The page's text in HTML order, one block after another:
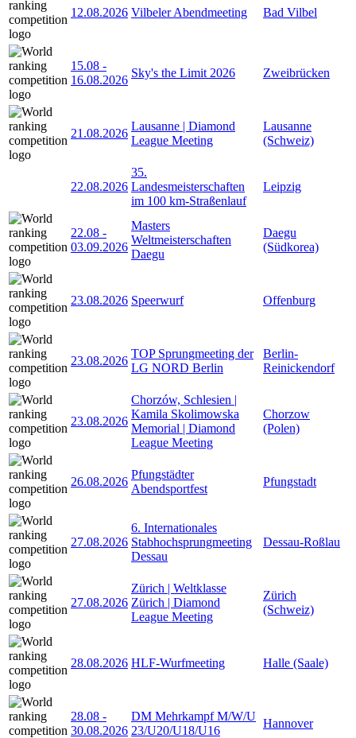
12.08.2026 Vilbeler Abendmeeting Bad Vilbel
15.08 -
16.08.2026
Sky's the Limit 2026 Zweibrücken
21.08.2026
Lausanne | Diamond
League Meeting
Lausanne
(Schweiz)
22.08.2026
35.
Landesmeisterschaften
im 100 km-Straßenlauf
Leipzig
22.08 -
03.09.2026
Masters
Weltmeisterschaften
Daegu
Daegu
(Südkorea)
23.08.2026 Speerwurf Offenburg
23.08.2026
TOP Sprungmeeting der
LG NORD Berlin
Berlin-
Reinickendorf
23.08.2026
Chorzów, Schlesien |
Kamila Skolimowska
Memorial | Diamond
League Meeting
Chorzow
(Polen)
26.08.2026
Pfungstädter
Abendsportfest
Pfungstadt
27.08.2026
6. Internationales
Stabhochsprungmeeting
Dessau
Dessau-Roßlau
27.08.2026
Zürich | Weltklasse
Zürich | Diamond
League Meeting
Zürich
(Schweiz)
28.08.2026 HLF-Wurfmeeting Halle (Saale)
28.08 -
30.08.2026
DM Mehrkampf M/W/U
23/U20/U18/U16
Hannover